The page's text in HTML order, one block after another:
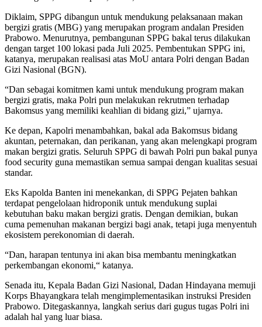
Diklaim, SPPG dibangun untuk mendukung pelaksanaan makan
bergizi gratis (MBG) yang merupakan program andalan Presiden
Prabowo. Menurutnya, pembangunan SPPG bakal terus dilakukan
dengan target 100 lokasi pada Juli 2025. Pembentukan SPPG ini,
katanya, merupakan realisasi atas MoU antara Polri dengan Badan
Gizi Nasional (BGN).
“Dan sebagai komitmen kami untuk mendukung program makan
bergizi gratis, maka Polri pun melakukan rekrutmen terhadap
Bakomsus yang memiliki keahlian di bidang gizi,” ujarnya.
Ke depan, Kapolri menambahkan, bakal ada Bakomsus bidang
akuntan, peternakan, dan perikanan, yang akan melengkapi program
makan bergizi gratis. Seluruh SPPG di bawah Polri pun bakal punya
food security guna memastikan semua sampai dengan kualitas sesuai
standar.
Eks Kapolda Banten ini menekankan, di SPPG Pejaten bahkan
terdapat pengelolaan hidroponik untuk mendukung suplai
kebutuhan baku makan bergizi gratis. Dengan demikian, bukan
cuma pemenuhan makanan bergizi bagi anak, tetapi juga menyentuh
ekosistem perekonomian di daerah.
“Dan, harapan tentunya ini akan bisa membantu meningkatkan
perkembangan ekonomi,“ katanya.
Senada itu, Kepala Badan Gizi Nasional, Dadan Hindayana memuji
Korps Bhayangkara telah mengimplementasikan instruksi Presiden
Prabowo. Ditegaskannya, langkah serius dari gugus tugas Polri ini
adalah hal yang luar biasa.